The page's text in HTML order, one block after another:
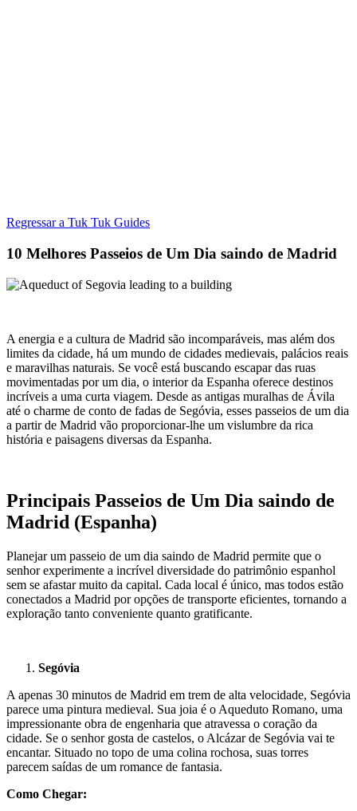
Regressar a Tuk Tuk Guides
10 Melhores Passeios de Um Dia saindo de Madrid
A energia e a cultura de Madrid são incomparáveis, mas além dos
limites da cidade, há um mundo de cidades medievais, palácios reais
e maravilhas naturais. Se você está buscando escapar das ruas
movimentadas por um dia, o interior da Espanha oferece destinos
incríveis a uma curta viagem. Desde as antigas muralhas de Ávila
até o charme de conto de fadas de Segóvia, esses passeios de um dia
a partir de Madrid vão proporcionar-lhe um vislumbre da rica
história e paisagens diversas da Espanha.
Principais Passeios de Um Dia saindo de
Madrid (Espanha)
Planejar um passeio de um dia saindo de Madrid permite que o
senhor experimente a incrível diversidade do patrimônio espanhol
sem se afastar muito da capital. Cada local é único, mas todos estão
conectados a Madrid por opções de transporte eficientes, tornando a
exploração tanto conveniente quanto gratificante.
Segóvia
A apenas 30 minutos de Madrid em trem de alta velocidade, Segóvia
parece uma pintura medieval. Sua joia é o Aqueduto Romano, uma
impressionante obra de engenharia que atravessa o coração da
cidade. Se o senhor gosta de castelos, o Alcázar de Segóvia vai te
encantar. Situado no topo de uma colina rochosa, suas torres
parecem saídas de um romance de fantasia.
Como Chegar: